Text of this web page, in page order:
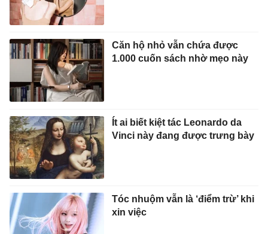
Căn hộ nhỏ vẫn chứa được
1.000 cuốn sách nhờ mẹo này
Ít ai biết kiệt tác Leonardo da
Vinci này đang được trưng bày
Tóc nhuộm vẫn là ‘điểm trừ’ khi
xin việc